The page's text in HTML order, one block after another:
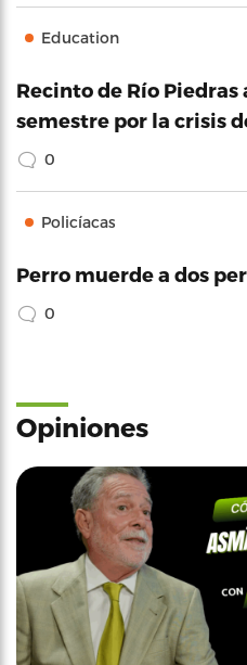
Education
Recinto de Río
semestre por la crisis
0
Policíacas
Perro muerde a dos
0
Opiniones